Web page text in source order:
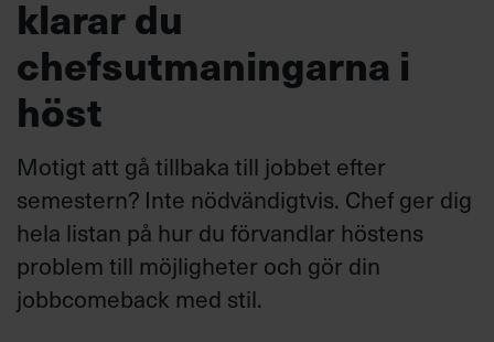
klarar du
chefsutmaningarna i
höst
Motigt att gå tillbaka till jobbet efter
semestern? Inte nödvändigtvis. Chef ger dig
hela listan på hur du förvandlar höstens
problem till möjligheter och gör din
jobbcomeback med stil.